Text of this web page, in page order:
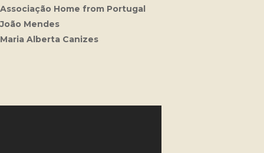
Associação Home from Portugal
João Mendes
Maria Alberta Canizes